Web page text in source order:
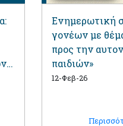
Ενημερωτική
γονέων με
προς την
παιδιών»
12-Φεβ-26